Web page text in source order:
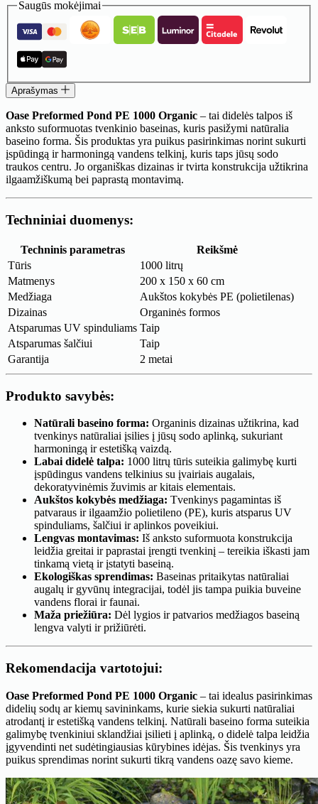
forma
Oase
Preformed
pond
PE
organic
Saugūs mokėjimai
Aprašymas
Oase Preformed Pond PE 1000 Organic – tai didelės talpos iš
anksto suformuotas tvenkinio baseinas, kuris pasižymi natūralia
baseino forma. Šis produktas yra puikus pasirinkimas norint sukurti
įspūdingą ir harmoningą vandens telkinį, kuris taps jūsų sodo
traukos centru. Jo organiškas dizainas ir tvirta konstrukcija užtikrina
ilgaamžiškumą bei paprastą montavimą.
Techniniai duomenys:
Techninis parametras
Reikšmė
Tūris
1000 litrų
Matmenys
200 x 150 x 60 cm
Medžiaga
Aukštos kokybės PE (polietilenas)
Dizainas
Organinės formos
Atsparumas UV spinduliams Taip
Atsparumas šalčiui
Taip
Garantija
2 metai
Produkto savybės:
Natūrali baseino forma: Organinis dizainas užtikrina, kad
tvenkinys natūraliai įsilies į jūsų sodo aplinką, sukuriant
harmoningą ir estetišką vaizdą.
Labai didelė talpa: 1000 litrų tūris suteikia galimybę kurti
įspūdingus vandens telkinius su įvairiais augalais,
dekoratyvinėmis žuvimis ar kitais elementais.
Aukštos kokybės medžiaga: Tvenkinys pagamintas iš
patvaraus ir ilgaamžio polietileno (PE), kuris atsparus UV
spinduliams, šalčiui ir aplinkos poveikiui.
Lengvas montavimas: Iš anksto suformuota konstrukcija
leidžia greitai ir paprastai įrengti tvenkinį – tereikia iškasti jam
tinkamą vietą ir įstatyti baseiną.
Ekologiškas sprendimas: Baseinas pritaikytas natūraliai
augalų ir gyvūnų integracijai, todėl jis tampa puikia buveine
vandens florai ir faunai.
Maža priežiūra: Dėl lygios ir patvarios medžiagos baseiną
lengva valyti ir prižiūrėti.
Rekomendacija vartotojui:
Oase Preformed Pond PE 1000 Organic – tai idealus pasirinkimas
didelių sodų ar kiemų savininkams, kurie siekia sukurti natūraliai
atrodantį ir estetišką vandens telkinį. Natūrali baseino forma suteikia
galimybę tvenkiniui sklandžiai įsilieti į aplinką, o didelė talpa leidžia
įgyvendinti net sudėtingiausias kūrybines idėjas. Šis tvenkinys yra
puikus sprendimas norint sukurti tikrą vandens oazę savo kieme.